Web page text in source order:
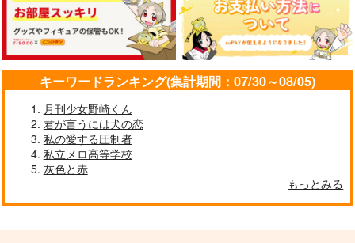
キーワードランキング(集計期間：07/30～08/05)
月刊少女野崎くん
君が言うには犬の恋
私の愛する圧制者
私立メロ高等学校
灰色と赤
もっとみる